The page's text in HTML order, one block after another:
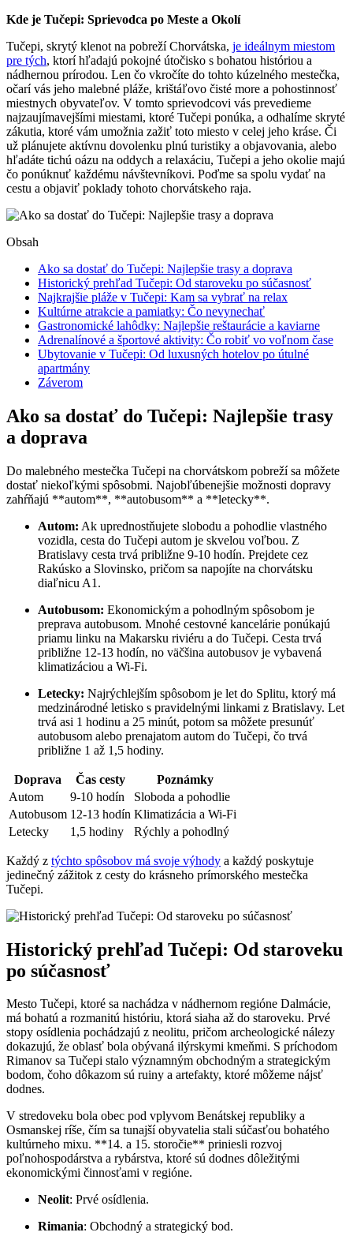
Kde je Tučepi: Sprievodca po Meste a Okolí
Tučepi, skrytý klenot na pobreží Chorvátska, je ideálnym miestom
pre tých, ktorí hľadajú pokojné útočisko s bohatou históriou a
nádhernou prírodou. Len čo vkročíte do tohto kúzelného mestečka,
očarí vás jeho malebné pláže, krištáľovo čisté more a pohostinnosť
miestnych obyvateľov. V tomto sprievodcovi vás prevedieme
najzaujímavejšími miestami, ktoré Tučepi ponúka, a odhalíme skryté
zákutia, ktoré vám umožnia zažiť toto miesto v celej jeho kráse. Či
už plánujete aktívnu dovolenku plnú turistiky a objavovania, alebo
hľadáte tichú oázu na oddych a relaxáciu, Tučepi a jeho okolie majú
čo ponúknuť každému návštevníkovi. Poďme sa spolu vydať na
cestu a objaviť poklady tohoto chorvátskeho raja.
Obsah
Ako sa dostať do Tučepi: Najlepšie trasy a doprava
Historický prehľad Tučepi: Od staroveku po súčasnosť
Najkrajšie pláže v Tučepi: Kam sa vybrať na relax
Kultúrne atrakcie a pamiatky: Čo nevynechať
Gastronomické lahôdky: Najlepšie reštaurácie a kaviarne
Adrenalínové a športové aktivity: Čo robiť vo voľnom čase
Ubytovanie v Tučepi: Od luxusných hotelov po útulné
apartmány
Záverom
Ako sa dostať do Tučepi: Najlepšie trasy
a doprava
Do malebného mestečka Tučepi na chorvátskom pobreží sa môžete
dostať niekoľkými spôsobmi. Najobľúbenejšie možnosti dopravy
zahŕňajú **autom**, **autobusom** a **letecky**.
Autom: Ak uprednostňujete slobodu a pohodlie vlastného
vozidla, cesta do Tučepi autom je skvelou voľbou. Z
Bratislavy cesta trvá približne 9-10 hodín. Prejdete cez
Rakúsko a Slovinsko, pričom sa napojíte na chorvátsku
diaľnicu A1.
Autobusom: Ekonomickým a pohodlným spôsobom je
preprava autobusom. Mnohé cestovné kancelárie ponúkajú
priamu linku na Makarsku riviéru a do Tučepi. Cesta trvá
približne 12-13 hodín, no väčšina autobusov je vybavená
klimatizáciou a Wi-Fi.
Letecky: Najrýchlejším spôsobom je let do Splitu, ktorý má
medzinárodné letisko s pravidelnými linkami z Bratislavy. Let
trvá asi 1 hodinu a 25 minút, potom sa môžete presunúť
autobusom alebo prenajatom autom do Tučepi, čo trvá
približne 1 až 1,5 hodiny.
Doprava Čas cesty
Poznámky
Autom
9-10 hodín
Sloboda a pohodlie
Autobusom 12-13 hodín Klimatizácia a Wi-Fi
Letecky
1,5 hodiny Rýchly a pohodlný
Každý z týchto spôsobov má svoje výhody a každý poskytuje
jedinečný zážitok z cesty do krásneho prímorského mestečka
Tučepi.
Historický prehľad Tučepi: Od staroveku
po súčasnosť
Mesto Tučepi, ktoré sa nachádza v nádhernom regióne Dalmácie,
má bohatú a rozmanitú históriu, ktorá siaha až do staroveku. Prvé
stopy osídlenia pochádzajú z neolitu, pričom archeologické nálezy
dokazujú, že oblasť bola obývaná ilýrskymi kmeňmi. S príchodom
Rimanov sa Tučepi stalo významným obchodným a strategickým
bodom, čoho dôkazom sú ruiny a artefakty, ktoré môžeme nájsť
dodnes.
V stredoveku bola obec pod vplyvom Benátskej republiky a
Osmanskej ríše, čím sa tunajší obyvatelia stali súčasťou bohatého
kultúrneho mixu. **14. a 15. storočie** priniesli rozvoj
poľnohospodárstva a rybárstva, ktoré sú dodnes dôležitými
ekonomickými činnosťami v regióne.
Neolit: Prvé osídlenia.
Rimania: Obchodný a strategický bod.